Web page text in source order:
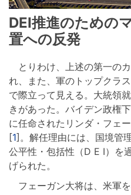
DEI推進のための
置への反発
とりわけ、上述の第一の
れ、また、軍のトップクラ
で際立って見える。大統領
きがあった。バイデン政権
に任命されたリンダ・フェ
[1]。解任理由には、国境管
公平性・包括性（D E I）を
げられた。
フェーガン大将は、米軍